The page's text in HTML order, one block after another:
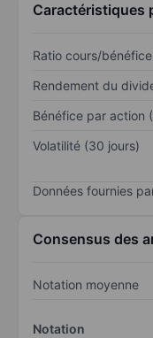
Caractéristiques
Ratio cours/
Rendement du
Bénéfice par action
Volatilité (30 jours)
Données fournies
Consensus des
Notation moyenne
Notation